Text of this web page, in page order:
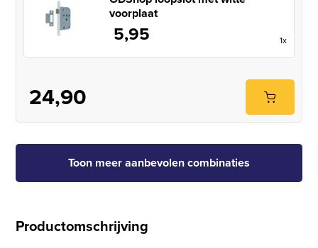
voorplaat
5,95 1x
24,90
Toon meer aanbevolen combinaties
Productomschrijving